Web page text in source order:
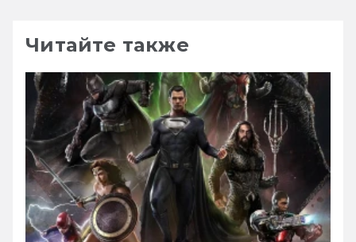
Читайте также